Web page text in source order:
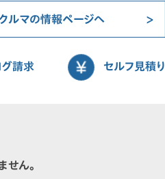
ルマの情報ページへ
グ請求 セルフ見積り
せん。